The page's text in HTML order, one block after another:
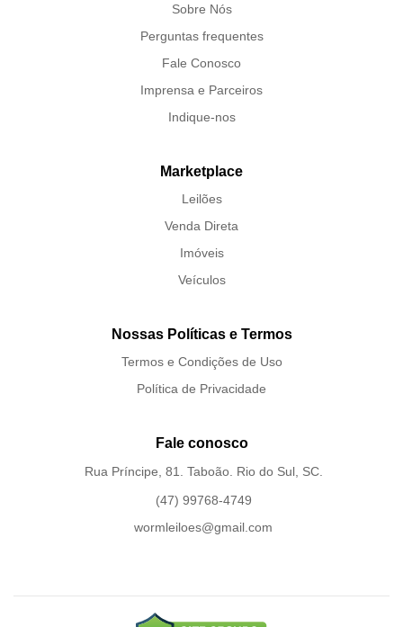
Sobre Nós
Perguntas frequentes
Fale Conosco
Imprensa e Parceiros
Indique-nos
Marketplace
Leilões
Venda Direta
Imóveis
Veículos
Nossas Políticas e Termos
Termos e Condições de Uso
Política de Privacidade
Fale conosco
Rua Príncipe, 81. Taboão. Rio do Sul, SC.
(47) 99768-4749
wormleiloes@gmail.com